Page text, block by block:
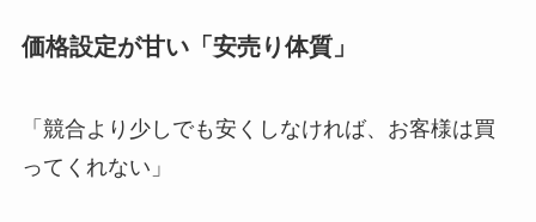
価格設定が甘い「安売り体質」
「競合より少しでも安くしなければ、お客様は買
ってくれない」